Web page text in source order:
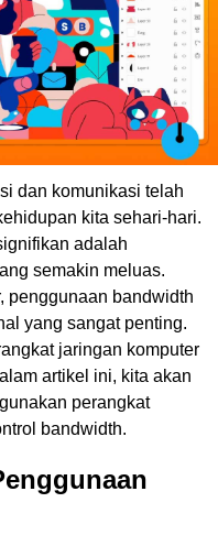
dan komunikasi telah
kita sehari-hari.
adalah
semakin meluas.
penggunaan bandwidth
yang sangat penting.
jaringan komputer
artikel ini, kita akan
perangkat
bandwidth.